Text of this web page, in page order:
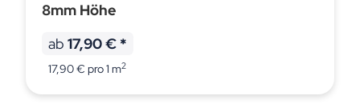
8mm Höhe
ab 17,90 € *
17,90 € pro 1 m2